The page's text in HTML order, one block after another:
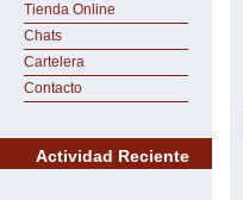
Tienda Online
Chats
Cartelera
Contacto
Actividad Reciente